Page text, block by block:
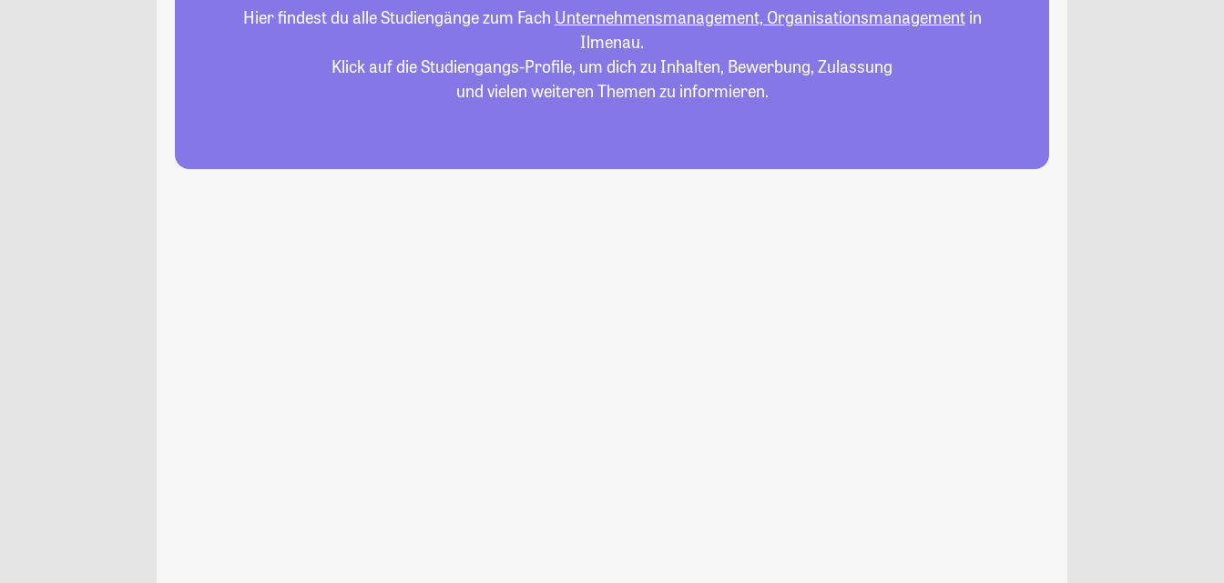
Hier findest du alle Studiengänge zum Fach Unternehmensmanagement, Organisationsmanagementin
Ilmenau.
Klick auf die Studiengangs-Profile, um dich zu Inhalten, Bewerbung, Zulassung
und vielen weiteren Themen zu informieren.